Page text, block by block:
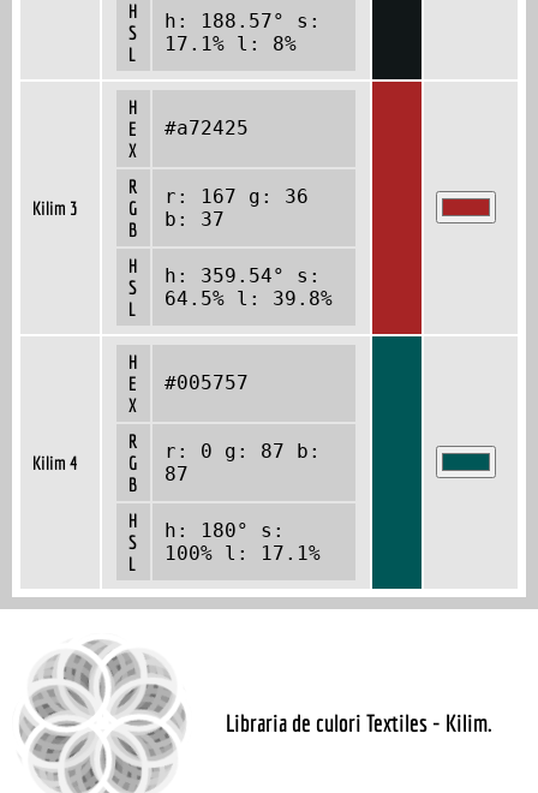
H
S
L
h: 188.57° s:
17.1% l: 8%
Kilim 3
H
E
X
#a72425
R
G
B
r: 167 g: 36
b: 37
H
S
L
h: 359.54° s:
64.5% l: 39.8%
Kilim 4
H
E
X
#005757
R
G
B
r: 0 g: 87 b:
87
H
S
L
h: 180° s:
100% l: 17.1%
Libraria de culori Textiles - Kilim.